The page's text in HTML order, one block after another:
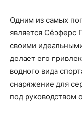
Одним из самых
является Сёрферс
своими
делает его
водного вида
снаряжение для
под руководством